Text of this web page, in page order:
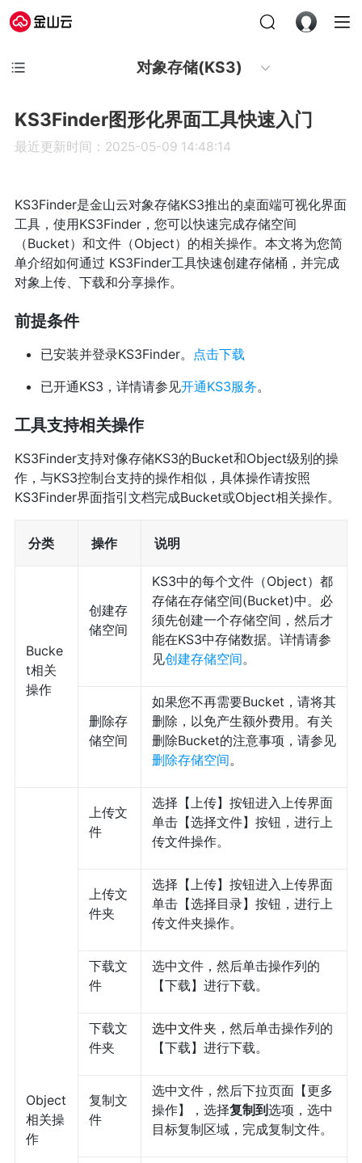
对象存储(KS3)
KS3Finder图形化界面工具快速入门
最近更新时间：2025-05-09 14:48:14
KS3Finder是金山云对象存储KS3推出的桌面端可视化界面
工具，使用KS3Finder，您可以快速完成存储空间
（Bucket）和文件（Object）的相关操作。本文将为您简
单介绍如何通过 KS3Finder工具快速创建存储桶，并完成
对象上传、下载和分享操作。
前提条件
已安装并登录KS3Finder。
点击下载
已开通KS3，详情请参见开通KS3服务。
工具支持相关操作
KS3Finder支持对像存储KS3的Bucket和Object级别的操
作，与KS3控制台支持的操作相似，具体操作请按照
KS3Finder界面指引文档完成Bucket或Object相关操作。
分类 操作 说明
Bucke
t相关
操作
创建存
储空间
KS3中的每个文件（Object）都
存储在存储空间(Bucket)中。必
须先创建一个存储空间，然后才
能在KS3中存储数据。详情请参
见创建存储空间。
删除存
储空间
如果您不再需要Bucket，请将其
删除，以免产生额外费用。有关
删除Bucket的注意事项，请参见
删除存储空间。
Object
相关操
作
上传文
件
选择【上传】按钮进入上传界面
单击【选择文件】按钮，进行上
传文件操作。
上传文
件夹
选择【上传】按钮进入上传界面
单击【选择目录】按钮，进行上
传文件夹操作。
下载文
件
选中文件，然后单击操作列的
【下载】进行下载。
下载文
件夹
选中文件夹， 然后单击操作列的
【下载】进行下载。
复制文
件
选中文件，然后下拉页面【更多
操作】，选择复制到选项，选中
目标复制区域，完成复制文件。